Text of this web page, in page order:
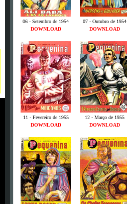
06 - Setembro de 1954
07 - Outubro de 1954
DOWNLOAD
DOWNLOAD
11 - Fevereiro de 1955
12 - Março de 1955
DOWNLOAD
DOWNLOAD